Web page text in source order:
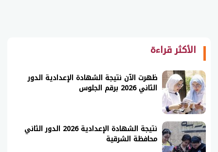
الأكثر قراءة
ظهرت الآن نتيجة الشهادة الإعدادية الدور
الثاني 2026 برقم الجلوس
نتيجة الشهادة الإعدادية 2026 الدور الثاني
محافظة الشرقية